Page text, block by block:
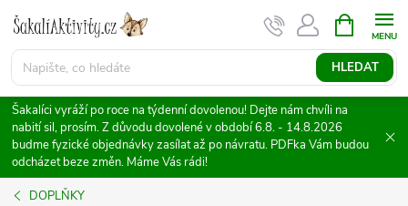
Přejít
obsah
HLEDAT
NÁKUPNÍ
KOŠÍK
Šakalíci vyráží po roce na týdenní dovolenou! Dejte nám chvíli na
nabití sil, prosím. Z důvodu dovolené v období 6.8. - 14.8.2026
budme fyzické objednávky zasílat až po návratu. PDFka Vám budou
odcházet beze změn. Máme Vás rádi!
DOPLŇKY